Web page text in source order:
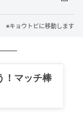
払いは現金の
※キョウトピに移動します
！マッチ棒